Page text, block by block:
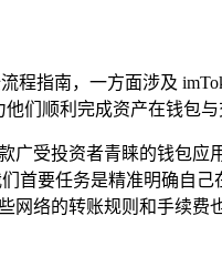
程指南，一方面涉及
们顺利完成资产在钱包
受投资者青睐的钱包
要任务是精准明确自
网络的转账规则和手续